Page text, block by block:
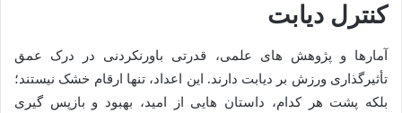
کنترل دیابت
آمارها و پژوهش های علمی، قدرتی باورنکردنی در درک عمق
تأثیرگذاری ورزش بر دیابت دارند. این اعداد، تنها ارقام خشک نیستند؛
بلکه پشت هر کدام، داستان هایی از امید، بهبود و بازپس گیری